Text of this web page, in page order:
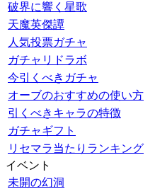
破界に響く星歌
天魔英傑譚
人気投票ガチャ
ガチャリドラボ
今引くべきガチャ
オーブのおすすめの使い方
引くべきキャラの特徴
ガチャギフト
リセマラ当たりランキング
イベント
未開の幻洞